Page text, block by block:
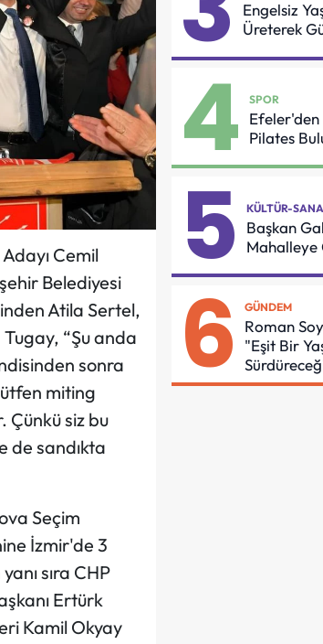
Cemil
Belediyesi
Atila Sertel,
“Şu anda
sonra
miting
Çünkü siz bu
de sandıkta
Seçim
İzmir'de 3
sıra CHP
Ertürk
Kamil Okyay
Önemli
Protokol
Engelsiz
Üreterek
4 SPOR
Efeler'den
Pilates
5 KÜLTÜR-
Başkan
Mahalleye
6 GÜNDEM
Roman
"Eşit Bir